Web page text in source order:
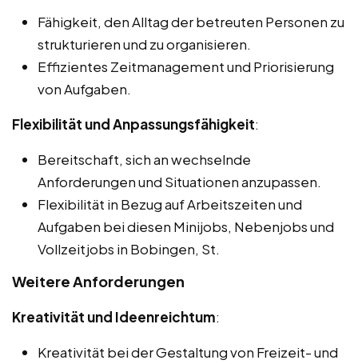
Fähigkeit, den Alltag der betreuten Personen zu
strukturieren und zu organisieren.
Effizientes Zeitmanagement und Priorisierung
von Aufgaben.
Flexibilität und Anpassungsfähigkeit:
Bereitschaft, sich an wechselnde
Anforderungen und Situationen anzupassen.
Flexibilität in Bezug auf Arbeitszeiten und
Aufgaben bei diesen Minijobs, Nebenjobs und
Vollzeitjobs in Bobingen, St.
Weitere Anforderungen
Kreativität und Ideenreichtum:
Kreativität bei der Gestaltung von Freizeit- und